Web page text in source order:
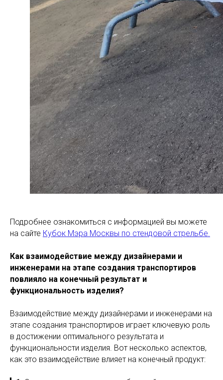
Подробнее ознакомиться с информацией вы можете
на сайте Кубок Мэра Москвы по стендовой стрельбе.
Как взаимодействие между дизайнерами и
инженерами на этапе создания транспортиров
повлияло на конечный результат и
функциональность изделия?
Взаимодействие между дизайнерами и инженерами на
этапе создания транспортиров играет ключевую роль
в достижении оптимального результата и
функциональности изделия. Вот несколько аспектов,
как это взаимодействие влияет на конечный продукт: